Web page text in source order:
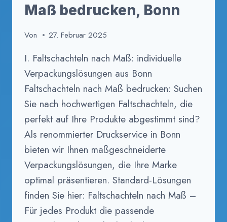
Maß bedrucken, Bonn
Von 27. Februar 2025
I. Faltschachteln nach Maß: individuelle
Verpackungslösungen aus Bonn
Faltschachteln nach Maß bedrucken: Suchen
Sie nach hochwertigen Faltschachteln, die
perfekt auf Ihre Produkte abgestimmt sind?
Als renommierter Druckservice in Bonn
bieten wir Ihnen maßgeschneiderte
Verpackungslösungen, die Ihre Marke
optimal präsentieren. Standard-Lösungen
finden Sie hier: Faltschachteln nach Maß –
Für jedes Produkt die passende